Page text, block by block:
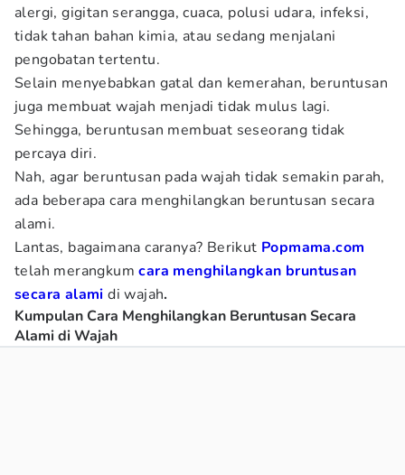
alergi, gigitan serangga, cuaca, polusi udara, infeksi,
tidak tahan bahan kimia, atau sedang menjalani
pengobatan tertentu.
Selain menyebabkan gatal dan kemerahan, beruntusan
juga membuat wajah menjadi tidak mulus lagi.
Sehingga, beruntusan membuat seseorang tidak
percaya diri.
Nah, agar beruntusan pada wajah tidak semakin parah,
ada beberapa cara menghilangkan beruntusan secara
alami.
Lantas, bagaimana caranya? Berikut Popmama.com
telah merangkumcara menghilangkan bruntusan
secara alami di wajah.
Kumpulan Cara Menghilangkan Beruntusan Secara
Alami di Wajah